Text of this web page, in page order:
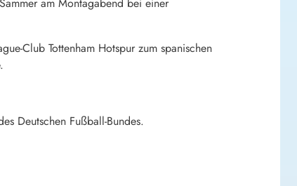
Club Tottenham Hotspur zum spanischen
Deutschen Fußball-Bundes.